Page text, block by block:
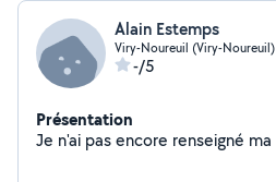
Alain Estemps
Viry-Noureuil (Viry-Noureuil)
-/5
Présentation